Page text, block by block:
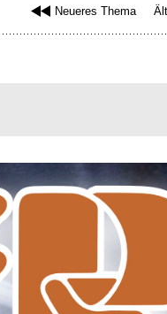
Neueres Thema